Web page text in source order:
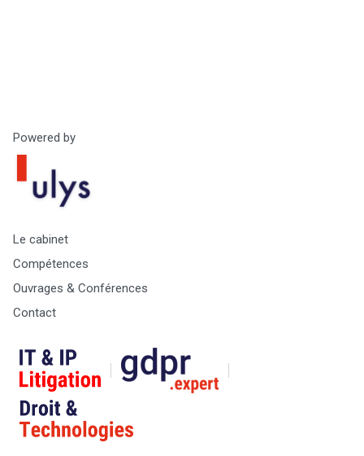
Powered by
Le cabinet
Compétences
Ouvrages & Conférences
Contact